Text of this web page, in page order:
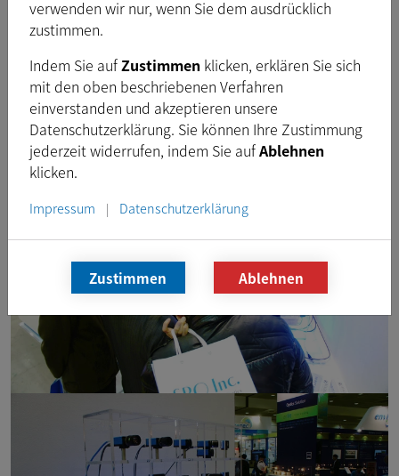
verwenden wir nur, wenn Sie dem ausdrücklich
zustimmen.
Indem Sie aufZustimmen klicken, erklären Sie sich
mit den oben beschriebenen Verfahren
einverstanden und akzeptieren unsere
Datenschutzerklärung. Sie können Ihre Zustimmung
jederzeit widerrufen, indem Sie aufAblehnen
klicken.
Impressum | Datenschutzerklärung
Zustimmen Ablehnen